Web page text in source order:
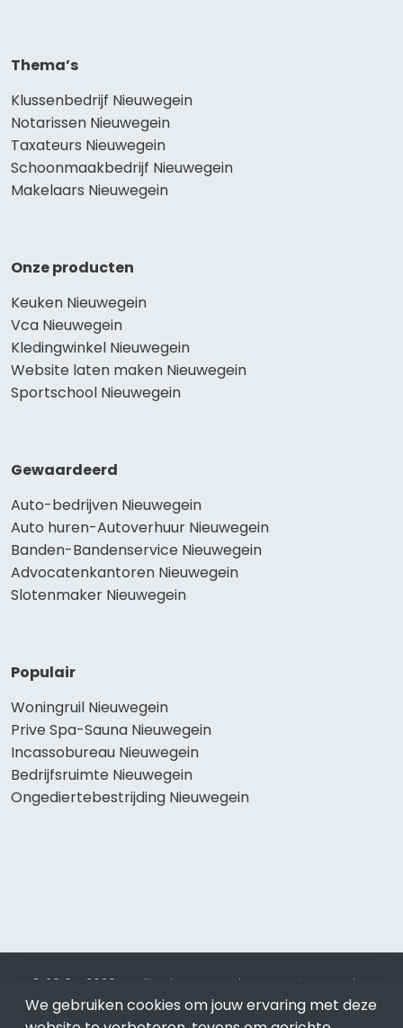
Thema’s
Klussenbedrijf Nieuwegein
Notarissen Nieuwegein
Taxateurs Nieuwegein
Schoonmaakbedrijf Nieuwegein
Makelaars Nieuwegein
Onze producten
Keuken Nieuwegein
Vca Nieuwegein
Kledingwinkel Nieuwegein
Website laten maken Nieuwegein
Sportschool Nieuwegein
Gewaardeerd
Auto-bedrijven Nieuwegein
Auto huren-Autoverhuur Nieuwegein
Banden-Bandenservice Nieuwegein
Advocatenkantoren Nieuwegein
Slotenmaker Nieuwegein
Populair
Woningruil Nieuwegein
Prive Spa-Sauna Nieuwegein
Incassobureau Nieuwegein
Bedrijfsruimte Nieuwegein
Ongediertebestrijding Nieuwegein
© 2019 - 2026 Realisatie en SEO door SEO-bureau
Lion
Internet. Betaal alleen voor bewezen resultaten?SEO
optimalisatie No Cure No Pay.Nieuwegeinis onderdeel van
We gebruiken cookies om jouw ervaring met deze